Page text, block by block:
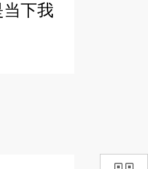
下我